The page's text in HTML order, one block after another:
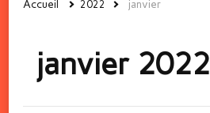
Accueil 2022 janvier
janvier 2022